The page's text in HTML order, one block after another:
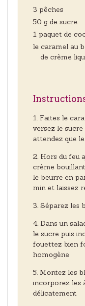
3 pêches
50 g de sucre
1 paquet de
le caramel au
de crème
Faites le
versez le
attendez que
Hors du feu
crème
le beurre en
min et laissez
Séparez les
Dans un
le sucre puis
fouettez bien
homogène
Montez les
incorporez les
délicatement